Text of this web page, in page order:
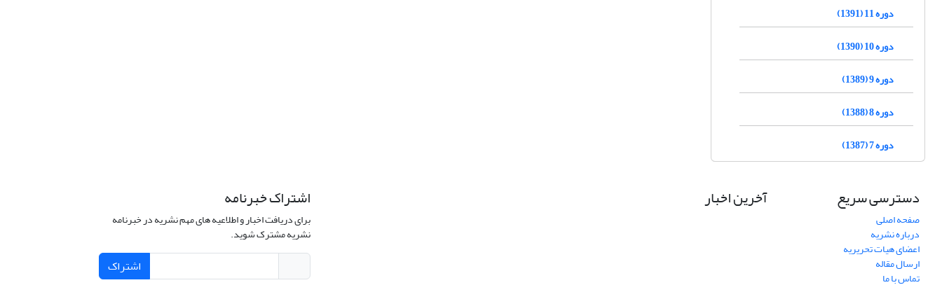
دوره 11 (1391)
دوره 10 (1390)
دوره 9 (1389)
دوره 8 (1388)
دوره 7 (1387)
دسترسی سریع
صفحه اصلی
درباره نشریه
اعضای هیات تحریریه
ارسال مقاله
تماس با ما
آخرین اخبار اشتراک خبرنامه
برای دریافت اخبار و اطلاعیه های مهم نشریه در خبرنامه
نشریه مشترک شوید.
اشتراک